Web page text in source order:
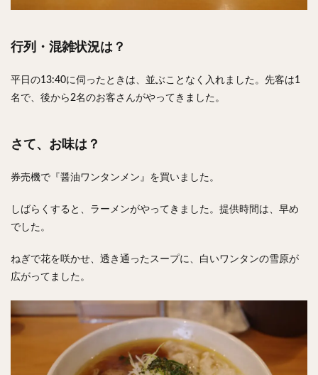
行列・混雑状況は？
平日の13:40に伺ったときは、並ぶことなく入れました。先客は1
名で、後から2名のお客さんがやってきました。
さて、お味は？
券売機で『醤油ワンタンメン』を買いました。
しばらくすると、ラーメンがやってきました。提供時間は、早め
でした。
ねぎで花を咲かせ、透き通ったスープに、白いワンタンの雪原が
広がってました。